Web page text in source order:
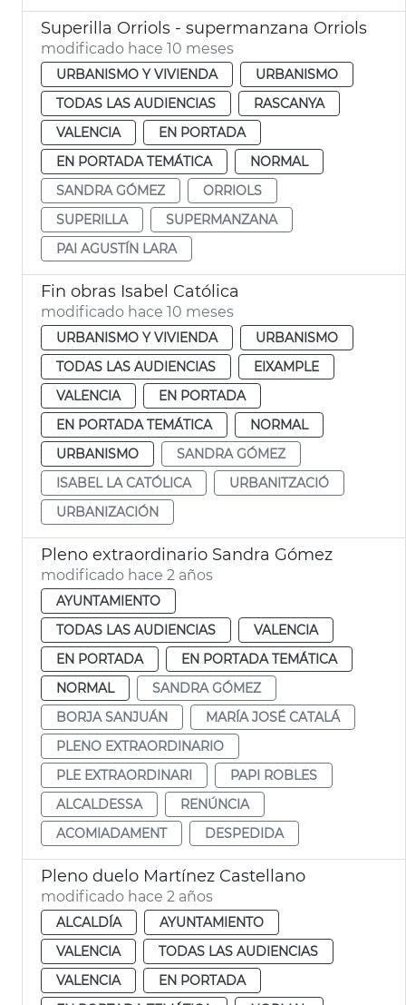
Superilla Orriols - supermanzana Orriols
modificado hace 10 meses
URBANISMO Y VIVIENDA
URBANISMO
TODAS LAS AUDIENCIAS
RASCANYA
VALENCIA
EN PORTADA
EN PORTADA TEMÁTICA
NORMAL
SANDRA GÓMEZ
ORRIOLS
SUPERILLA
SUPERMANZANA
PAI AGUSTÍN LARA
Fin obras Isabel Católica
modificado hace 10 meses
URBANISMO Y VIVIENDA
URBANISMO
TODAS LAS AUDIENCIAS
EIXAMPLE
VALENCIA
EN PORTADA
EN PORTADA TEMÁTICA
NORMAL
URBANISMO
SANDRA GÓMEZ
ISABEL LA CATÓLICA
URBANITZACIÓ
URBANIZACIÓN
Pleno extraordinario Sandra Gómez
modificado hace 2 años
AYUNTAMIENTO
TODAS LAS AUDIENCIAS
VALENCIA
EN PORTADA
EN PORTADA TEMÁTICA
NORMAL
SANDRA GÓMEZ
BORJA SANJUÁN
MARÍA JOSÉ CATALÁ
PLENO EXTRAORDINARIO
PLE EXTRAORDINARI
PAPI ROBLES
ALCALDESSA
RENÚNCIA
ACOMIADAMENT
DESPEDIDA
Pleno duelo Martínez Castellano
modificado hace 2 años
ALCALDÍA
AYUNTAMIENTO
VALENCIA
TODAS LAS AUDIENCIAS
VALENCIA
EN PORTADA